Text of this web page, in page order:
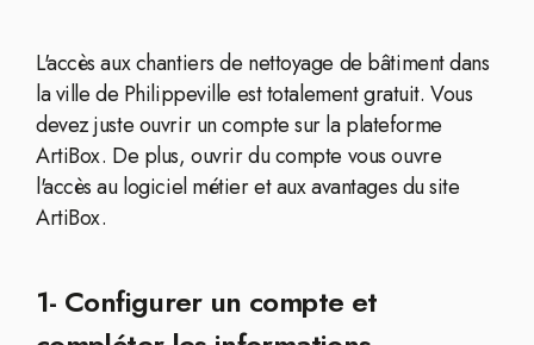
L'accès aux chantiers de nettoyage de bâtiment dans
la ville de Philippeville est totalement gratuit. Vous
devez juste ouvrir un compte sur la plateforme
ArtiBox. De plus, ouvrir du compte vous ouvre
l'accès au logiciel métier et aux avantages du site
ArtiBox.
1- Configurer un compte et